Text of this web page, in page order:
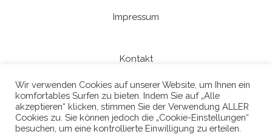
Impressum
Kontakt
Datenschutzerklaerung
Wir verwenden Cookies auf unserer Website, um Ihnen ein
komfortables Surfen zu bieten. Indem Sie auf „Alle
akzeptieren“ klicken, stimmen Sie der Verwendung ALLER
Cookies zu. Sie können jedoch die „Cookie-Einstellungen“
besuchen, um eine kontrollierte Einwilligung zu erteilen.